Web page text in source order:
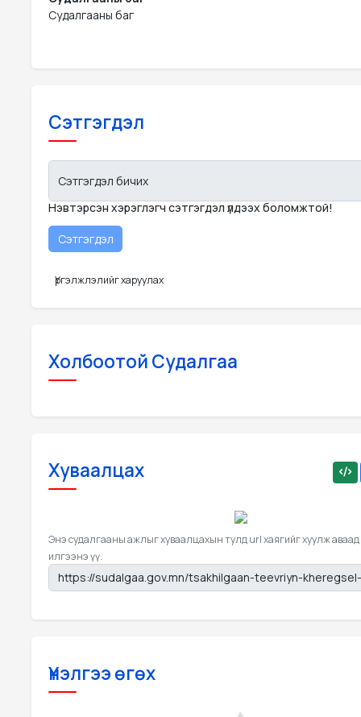
Судалгааны баг
Сэтгэгдэл
Сэтгэгдэл бичих
Нэвтэрсэн хэрэглэгч сэтгэгдэл үлдээх боломжтой!
Үргэлжлэлийг харуулах
Холбоотой Судалгаа
Хуваалцах
Энэ судалгааны ажлыг хуваалцахын тулд url хаягийг хуулж аваад
илгээнэ үү.
Үнэлгээ өгөх